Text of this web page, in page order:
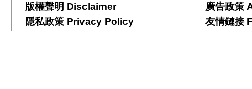
版權聲明 Disclaimer
隱私政策 Privacy Policy
廣告政策
友情鏈接